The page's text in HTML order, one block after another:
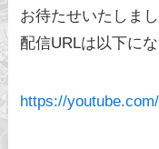
お待たせいたしまし
配信URLは以下に
https://